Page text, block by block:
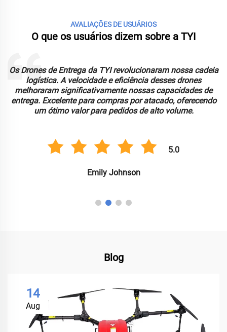
AVALIAÇÕES DE USUÁRIOS
O que os usuários dizem sobre a TYI
Os Drones de Entrega da TYI revolucionaram nossa cadeia
logística. A velocidade e eficiência desses drones
melhoraram significativamente nossas capacidades de
entrega. Excelente para compras por atacado, oferecendo
um ótimo valor para pedidos de alto volume.
5.0
Emily Johnson
Blog
14
Aug